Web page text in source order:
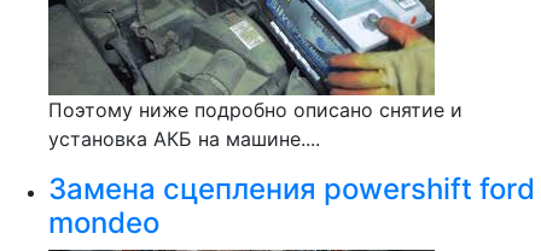
Поэтому ниже подробно описано снятие и
установка АКБ на машине....
Замена сцепления powershift ford
mondeo